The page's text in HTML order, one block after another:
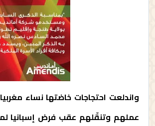
واندلعت احتجاجات خاضتها نساء
عملهم وتنقّلهم عقب فرض إسبانيا